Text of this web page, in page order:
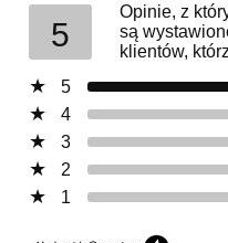
5
Opinie, z
są
klientów,
5
4
3
2
1